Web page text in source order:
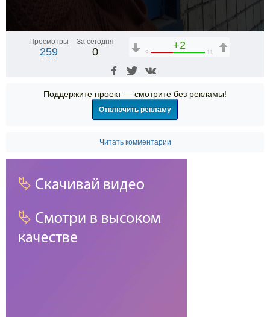
Просмотры
259
За сегодня
0
+2
9 11
Поддержите проект — смотрите без рекламы!
Отключить рекламу
Читать комментарии